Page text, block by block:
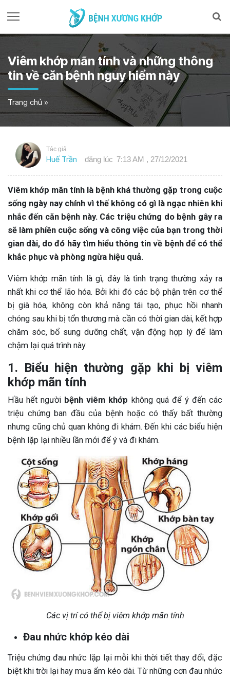
Viêm khớp mãn tính và những thông
tin về căn bệnh nguy hiểm này
Trang chủ »
Tác giả
Huế Trần đăng lúc 7:13 AM , 27/12/2021
Viêm khớp mãn tính là bệnh khá thường gặp trong cuộc
sống ngày nay chính vì thế không có gì là ngạc nhiên khi
nhắc đến căn bệnh này. Các triệu chứng do bệnh gây ra
sẽ làm phiền cuộc sống và công việc của bạn trong thời
gian dài, do đó hãy tìm hiểu thông tin về bệnh để có thể
khắc phục và phòng ngừa hiệu quả.
Viêm khớp mãn tính là gì, đây là tình trạng thường xảy ra
nhất khi cơ thể lão hóa. Bởi khi đó các bộ phận trên cơ thể
bị già hóa, không còn khả năng tái tạo, phục hồi nhanh
chóng sau khi bị tổn thương mà cần có thời gian dài, kết hợp
chăm sóc, bổ sung dưỡng chất, vận động hợp lý để làm
chậm lại quá trình này.
1. Biểu hiện thường gặp khi bị viêm
khớp mãn tính
Hầu hết người bệnh viêm khớp không quá để ý đến các
triệu chứng ban đầu của bệnh hoặc có thấy bất thường
nhưng cũng chủ quan không đi khám. Đến khi các biểu hiện
bệnh lặp lại nhiều lần mới để ý và đi khám.
Các vị trí có thể bị viêm khớp mãn tính
Đau nhức khớp kéo dài
Triệu chứng đau nhức lặp lại mỗi khi thời tiết thay đổi, đặc
biệt khi trời lại hay mưa ẩm kéo dài. Từ những cơn đau nhức